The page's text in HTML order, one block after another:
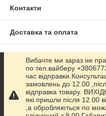
Контакти
Доставка та оплата
Графік роботи
Повна версія сайту
Сайт створено на
Вибачте ми зараз не
по тел.вайберу
час
замовлень до 12.00
відправка товару.
які пришли після 12.00
,а обробляються по